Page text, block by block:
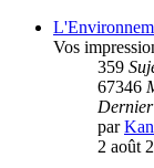
Vos
359
67346
Dernier
par
2 août